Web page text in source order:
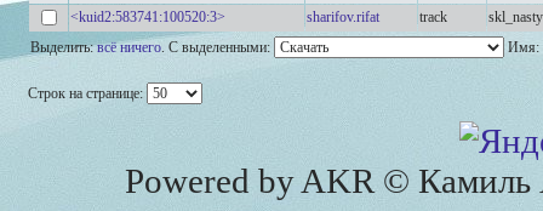
<kuid2:583741:100520:3>
sharifov.rifat track
Выделить:всё ничего. С выделенными: Имя:
Строк на странице:
Powered by AKR © Камиль